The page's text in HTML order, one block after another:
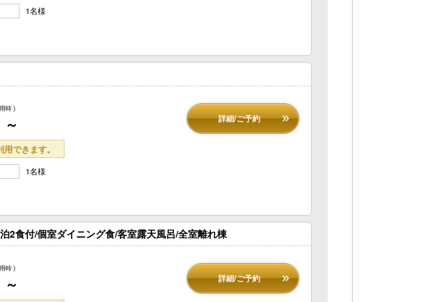
1名様
時 )
～ 詳細/ご予約
できます。
1名様
2食付/個室ダイニング食/客室露天風呂/全室離れ棟
時 )
～ 詳細/ご予約